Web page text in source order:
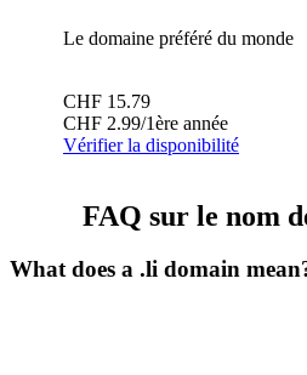
Le domaine préféré du monde
CHF 15.79
CHF 2.99/1ère année
Vérifier la disponibilité
FAQ sur le nom
What does a .li domain